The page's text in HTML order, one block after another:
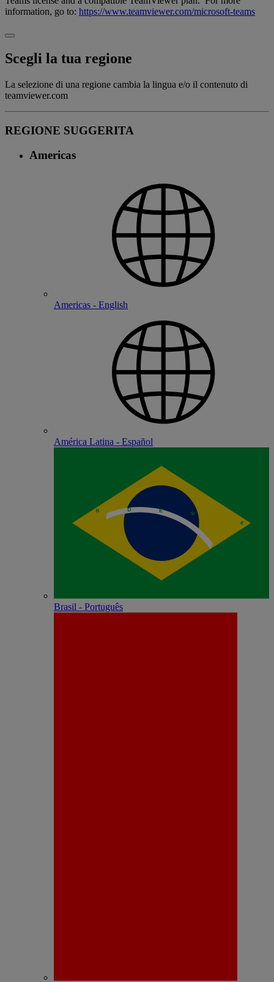
information, go to: https://www.teamviewer.com/microsoft-teams
Scegli la tua regione
La selezione di una regione cambia la lingua e/o il contenuto di
teamviewer.com
REGIONE SUGGERITA
Americas
Americas - English
América Latina - Español
Brasil - Português